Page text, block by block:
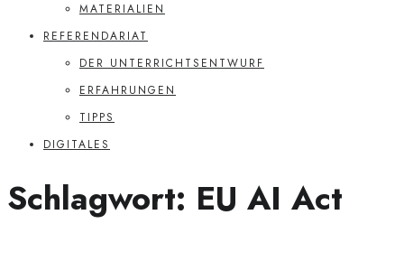
MATERIALIEN
REFERENDARIAT
DER UNTERRICHTSENTWURF
ERFAHRUNGEN
TIPPS
DIGITALES
Schlagwort: EU AI Act